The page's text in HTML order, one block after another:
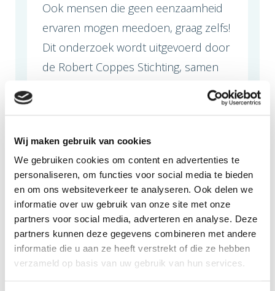
Wij maken gebruik van cookies
We gebruiken cookies om content en advertenties te
personaliseren, om functies voor social media te bieden
en om ons websiteverkeer te analyseren. Ook delen we
informatie over uw gebruik van onze site met onze
partners voor social media, adverteren en analyse. Deze
partners kunnen deze gegevens combineren met andere
informatie die u aan ze heeft verstrekt of die ze hebben
verzameld op basis van uw gebruik van hun services.
Ook mensen die geen eenzaamheid
ervaren mogen meedoen, graag zelfs!
Dit onderzoek wordt uitgevoerd door
de Robert Coppes Stichting, samen
Oogvereniging, Koninklijke Visio en
Ze zoeken antwoorden op vier
hoofdvragen:
Hoe vaak komen deze drie
vormen van eenzaamheid voor
bij blinde en slechtziende
volwassenen?
Welke factoren hangen samen